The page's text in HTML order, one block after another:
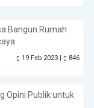
Bangun Rumah
19 Feb 2023 | 846
Opini Publik untuk